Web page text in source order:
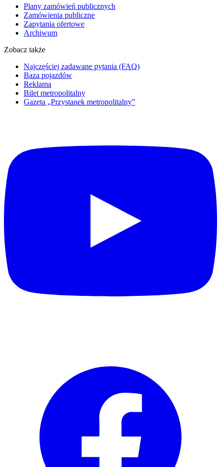
Plany zamówień publicznych
Zamówienia publiczne
Zapytania ofertowe
Archiwum
Zobacz także
Najczęściej zadawane pytania (FAQ)
Baza pojazdów
Reklama
Bilet metropolitalny
Gazeta „Przystanek metropolitalny”